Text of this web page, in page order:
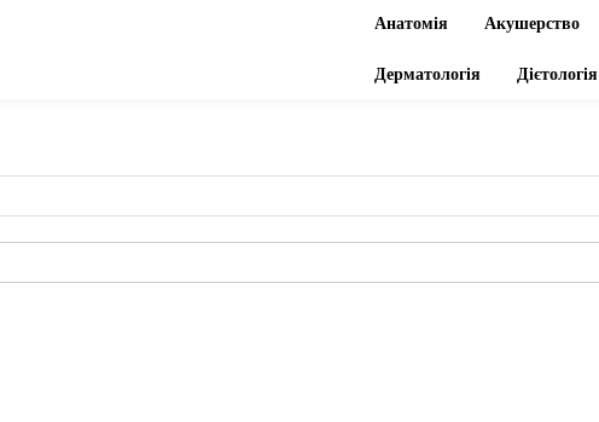
Анатомія Акушерство
Дерматологія Дієтологія